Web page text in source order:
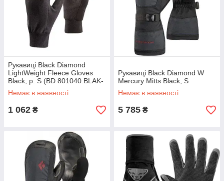
Рукавиці Black Diamond
LightWeight Fleece Gloves
Black, р. S (BD 801040.BLAK-
S)
Немає в наявності
1 062 ₴
Рукавиці Black Diamond W
Mercury Mitts Black, S
Немає в наявності
5 785 ₴